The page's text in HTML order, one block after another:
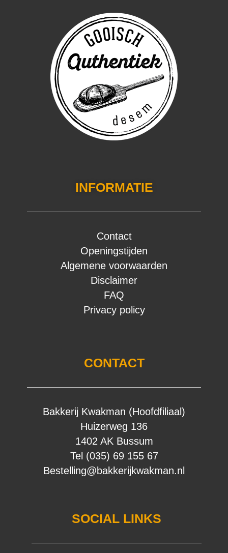
INFORMATIE
Contact
Openingstijden
Algemene voorwaarden
Disclaimer
FAQ
Privacy policy
CONTACT
Bakkerij Kwakman (Hoofdfiliaal)
Huizerweg 136
1402 AK Bussum
Tel (035) 69 155 67
Bestelling@bakkerijkwakman.nl
SOCIAL LINKS